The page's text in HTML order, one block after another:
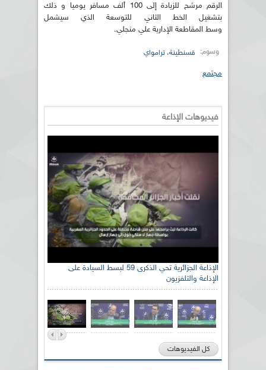
الرقم مرشح للزيادة إلى 100 ألف مسافر يوميا و ذلك
بتشغيل الخط الثاني للتوسعة الذي سيشمل
وسط المقاطعة الإدارية علي منجلي.
وسوم: قسنطينة، ترامواي
مجتمع
فيديوهات الإذاعة
الإذاعة الجزائرية تحي الذكرى 59 لبسط السيادة على
الإذاعة والتلفزيون
كل الفيديوهات